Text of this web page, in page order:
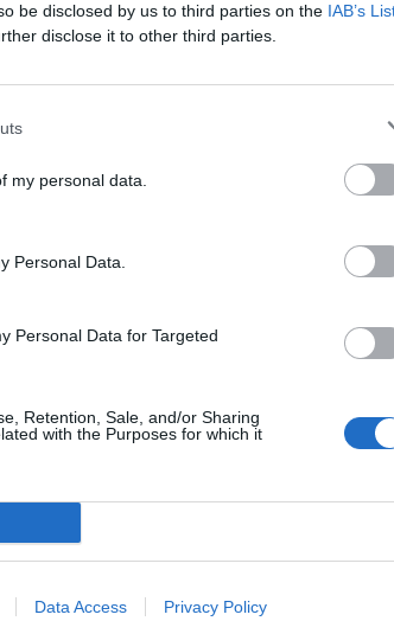
be disclosed by us to third parties on the IAB’s
disclose it to other third parties.
my personal data.
Personal Data.
Personal Data for Targeted
Retention, Sale, and/or Sharing
with the Purposes for which it
Data Access Privacy Policy
PRENUMERERA PÅ PARA§RAFS
Brottslighet
Börje R P
Demokrati Dick
Jimmie Åkesson Kokainmålet
LagarMichael Pålsson
Silventoinen Petter Inedahl